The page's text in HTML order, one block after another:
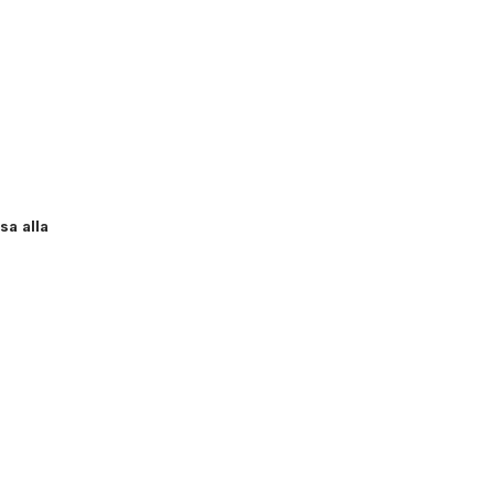
alla